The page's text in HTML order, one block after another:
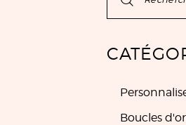
Boucles